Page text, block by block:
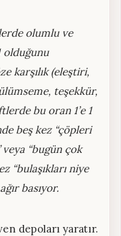
olumlu ve
olduğunu
karşılık (eleştiri,
teşekkür,
bu oran 1’e 1
beş kez “çöpleri
veya “bugün çok
“bulaşıkları niye
basıyor.
depoları yaratır.